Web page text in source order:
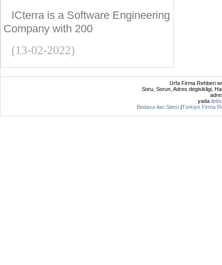
ICterra is a Software Engineering
Company with 200
(13-02-2022)
Urfa Firma Rehberi
Soru, Sorun, Adres degisikligi,
yada
Bedava ilan Sitesi |Türkiye Firma